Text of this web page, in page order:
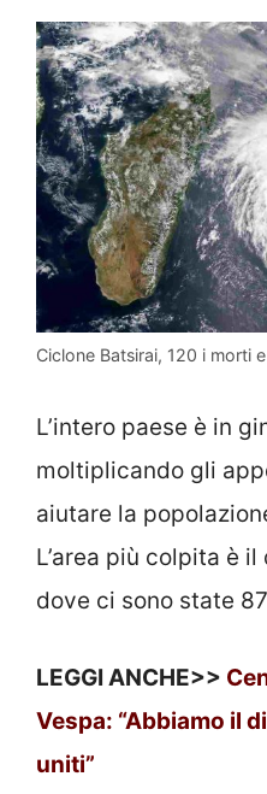
Ciclone Batsirai, 120 i morti
L’intero paese è in
moltiplicando gli
aiutare la
L’area più colpita è
dove ci sono state
LEGGI ANCHE>>
Vespa: “Abbiamo il
uniti”